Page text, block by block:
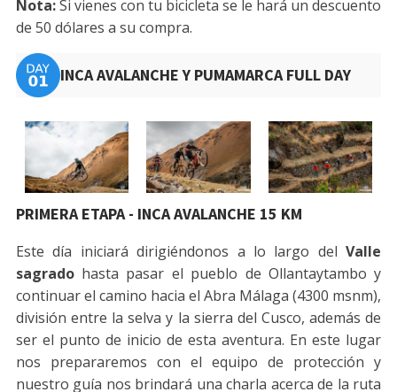
Nota:Si vienes con tu bicicleta se le hará un descuento
de 50 dólares a su compra.
INCA AVALANCHE Y PUMAMARCA FULL DAY
PRIMERA ETAPA - INCA AVALANCHE 15 KM
Este día iniciará dirigiéndonos a lo largo delValle
sagradohasta pasar el pueblo de Ollantaytambo y
continuar el camino hacia el Abra Málaga (4300 msnm),
división entre la selva y la sierra del Cusco, además de
ser el punto de inicio de esta aventura. En este lugar
nos prepararemos con el equipo de protección y
nuestro guía nos brindará una charla acerca de la ruta